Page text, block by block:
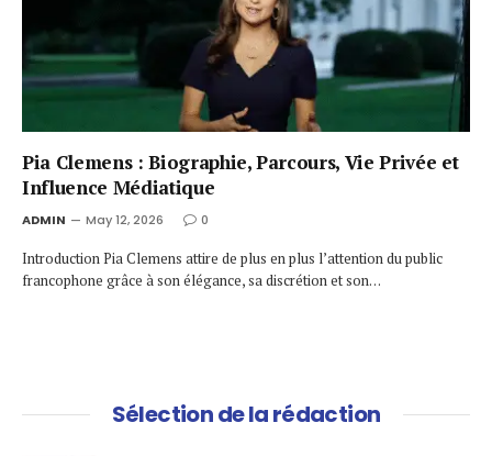
Pia Clemens : Biographie, Parcours, Vie Privée et
Influence Médiatique
ADMIN May 12, 2026 0
Introduction Pia Clemens attire de plus en plus l’attention du public
francophone grâce à son élégance, sa discrétion et son…
Sélection de la rédaction